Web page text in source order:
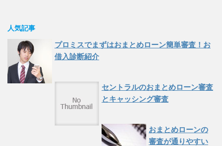
人気記事
プロミスでまずはおまとめローン簡単審査！お
借入診断紹介
セントラルのおまとめローン審査
とキャッシング審査
おまとめローンの
審査が通りやすい